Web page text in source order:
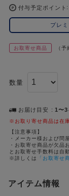
コ
レ
イ
ズ
注
ー
ー
ド
1位 #ポケットモンスター（ポケモン）
2位 #ハイキュー!!
付与予定ポイント
プレ
お取寄せ商品 （
数量
お届け目安 1〜3
※お取り寄せ商品は在
【注意事項】
・メーカー様および問
・お取寄せ商品が欠品
とお取寄せ手数料は自
※詳しくは
「お取寄せ
アイテム情報